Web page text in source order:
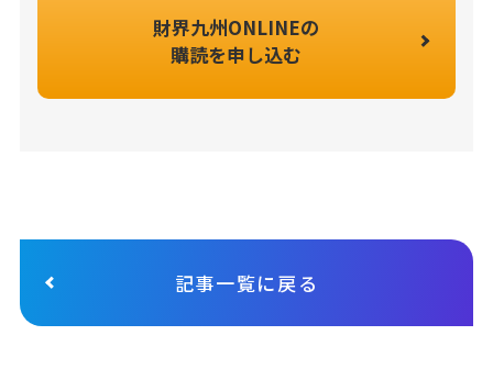
財界九州ONLINEの
購読を申し込む
記事一覧に戻る